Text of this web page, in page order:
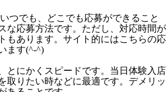
つでも、どこでも応募ができること
な応募方法です。ただし、対応時間が
もあります。サイト的にはこちらの応
ます(^-^)
とにかくスピードです。当日体験入店
取りたい時などに最適です。デメリッ